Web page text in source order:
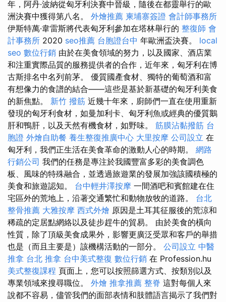
年，阿丹·波納從匈牙利決賽中晉級，隨後在都靈舉行的歐
洲決賽中獲得第八名。 外燴推薦 柬埔寨簽證 會計師事務所
伊斯特萬·韋雷斯將代表匈牙利參加在塔林舉行的 整復師 會
計事務所 2020 seo推薦 台胞證台中 年歐洲盃決賽。 local
seo 數位行銷 由於在美食領域的努力，以及國家、酒店業
和注重實際品質的服務提供者的合作，近年來，匈牙利在博
古斯排名中名列前茅。 優質國產食材、獨特的葡萄酒和富
有想像力的食譜的結合——這些是基於新基礎的匈牙利美食
的新焦點。 新竹 撥筋 近幾十年來，廚師們一直​​在使用重新
發現的匈牙利食材，如曼加利卡、匈牙利魚或經典的優質鵝
肝和鴨肝，以及天然有機食材，如野味。 筋膜沾黏撥筋 台
胞證 外燴自助餐 養生整復推廣中心 大里按摩 公司設立 在
匈牙利，我們正生活在美食革命的激動人心的時期。 網路
行銷公司 我們的任務是專注於我國豐富多彩的美食調色
板、風味的特殊融合，並透過旅遊業的發展加強該國積極的
美食和旅遊認知。 台中輕井澤按摩 一間酒吧和賓館建在住
宅區外的荒地上，沿著交通繁忙和動物放牧的道路。 台北
整骨推薦 大雅按摩 西式外燴 原因是土耳其征服後的荒涼和
稀疏的定居點網絡以及徒步趕牛的貿易。 由於美食的橫向
性質，除了頂級美食成果外，影響更廣泛受眾和客戶的舉措
也是（而且主要是）該機構活動的一部分。 公司設立 中醫
推拿 台北 推拿 台中美式整復 數位行銷 在 Profession.hu
美式整復課程 頁面上，您可以按照篩選方式、按類別以及
專業領域來搜尋職位。 外燴 推拿推薦 整脊 這對每個人來
說都不容易，儘管我們的面部表情和肢體語言揭示了我們對